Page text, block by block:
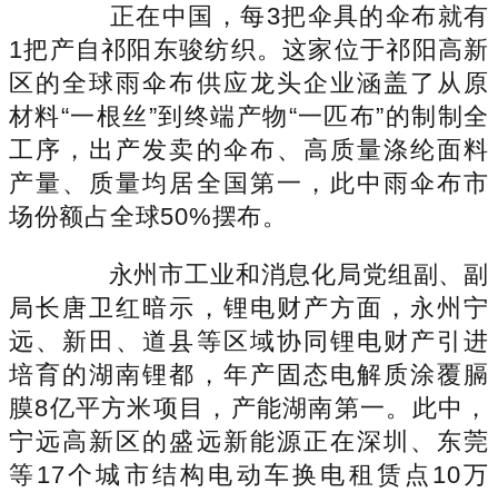
正在中国，每3把伞具的伞布就有
1把产自祁阳东骏纺织。这家位于祁阳高新
区的全球雨伞布供应龙头企业涵盖了从原
材料“一根丝”到终端产物“一匹布”的制制全
工序，出产发卖的伞布、高质量涤纶面料
产量、质量均居全国第一，此中雨伞布市
场份额占全球50%摆布。
永州市工业和消息化局党组副、副
局长唐卫红暗示，锂电财产方面，永州宁
远、新田、道县等区域协同锂电财产引进
培育的湖南锂都，年产固态电解质涂覆膈
膜8亿平方米项目，产能湖南第一。此中，
宁远高新区的盛远新能源正在深圳、东莞
等17个城市结构电动车换电租赁点10万